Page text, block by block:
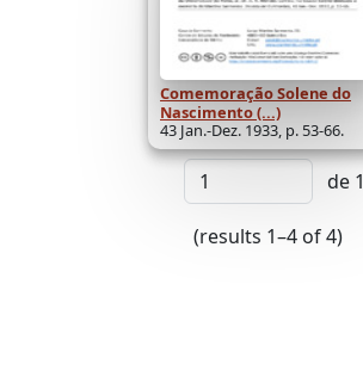
Comemoração Solene do
Nascimento (...)
43 Jan.-Dez. 1933, p. 53-66.
de 1
(results 1–4 of 4)